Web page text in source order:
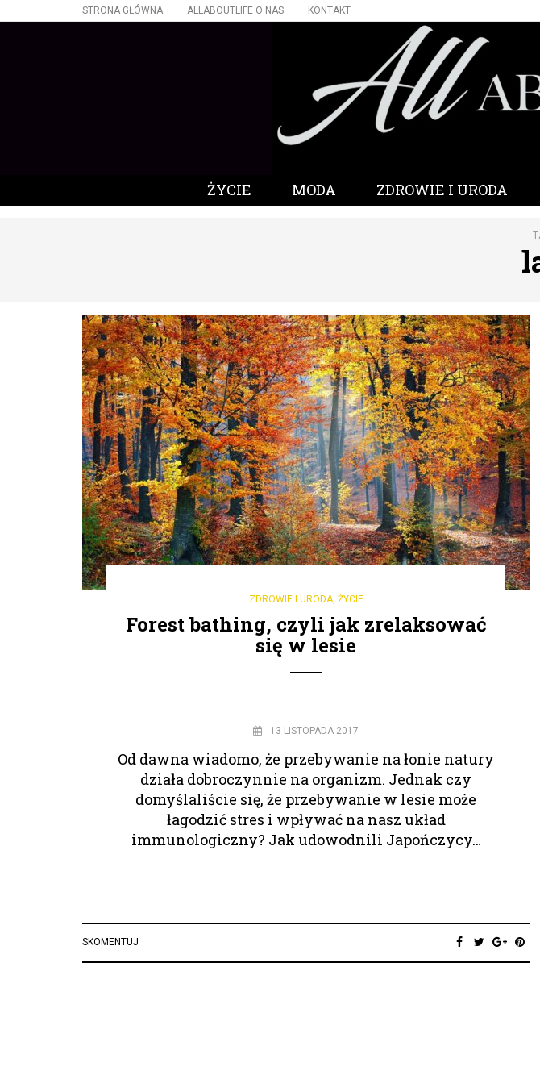
STRONA GŁÓWNA ALLABOUTLIFE O NAS KONTAKT
ŻYCIE MODA ZDROWIE I URODA
ZDROWIE I URODA, ŻYCIE
Forest bathing, czyli jak zrelaksować
się w lesie
13 LISTOPADA 2017
Od dawna wiadomo, że przebywanie na łonie natury
działa dobroczynnie na organizm. Jednak czy
domyślaliście się, że przebywanie w lesie może
łagodzić stres i wpływać na nasz układ
immunologiczny? Jak udowodnili Japończycy…
SKOMENTUJ